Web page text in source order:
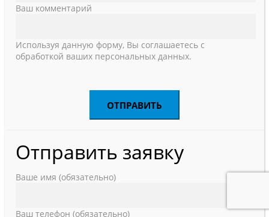
Ваш комментарий
Используя данную форму, Вы соглашаетесь с
обработкой ваших персональных данных.
Отправить заявку
Ваше имя (обязательно)
Ваш телефон (обязательно)